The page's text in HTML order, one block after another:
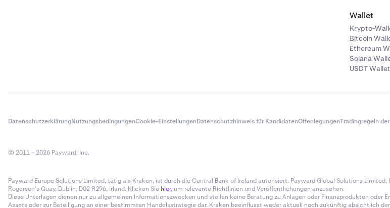
Wallet
Krypto-
Bitcoin
Ethereum
Solana
USDT Wallet
DatenschutzerklärungNutzungsbedingungenCookie-EinstellungenDatenschutzhinweis für KandidatenOffenlegungenTradingregeln
© 2011 – 2026 Payward, Inc.
Payward Europe Solutions Limited, tätig als Kraken, ist durch die Central Bank of Ireland autorisiert. Payward Global Solutions
Rogerson’s Quay, Dublin, D02 R296, Irland. Klicken Sie hier, um relevante Richtlinien und Veröffentlichungen anzusehen.
Diese Unterlagen dienen nur zu allgemeinen Informationszwecken und stellen keine Beratung zu Anlagen oder Finanzprodukten
Assets oder zur Beteiligung an einer bestimmten Handelsstrategie dar. Kraken beeinflusst weder aktuell noch zukünftig absichtlich